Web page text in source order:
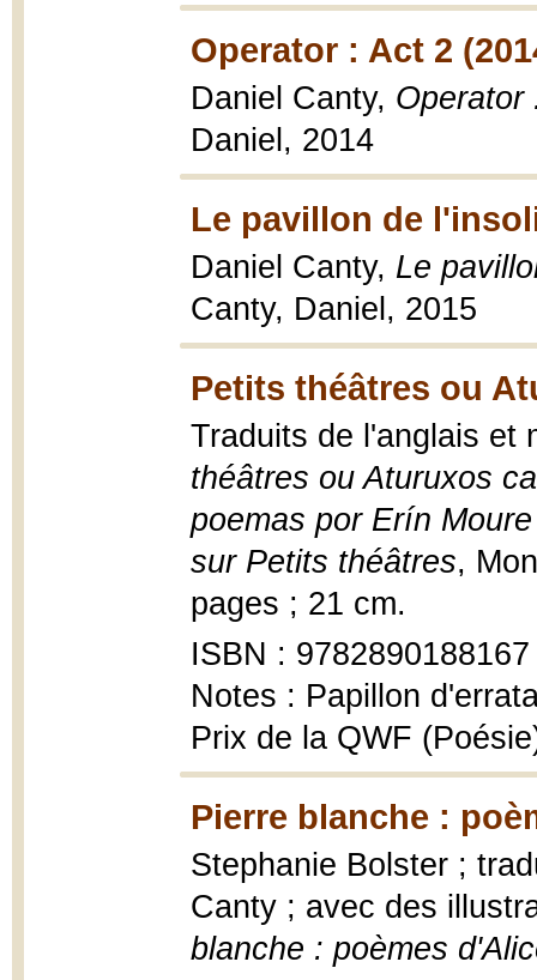
Operator : Act 2
Daniel Canty, Operator
Daniel, 2014
Le pavillon de
Daniel Canty, Le
Canty, Daniel, 2015
Petits théâtres ou
Traduits de l'anglais et
théâtres ou Aturuxos
poemas por Erín
sur Petits théâtres,
pages ; 21 cm.
ISBN : 9782890188167
Notes : Papillon
Prix de la QWF
Pierre blanche :
Stephanie Bolster ;
Canty ; avec des
blanche : poèmes